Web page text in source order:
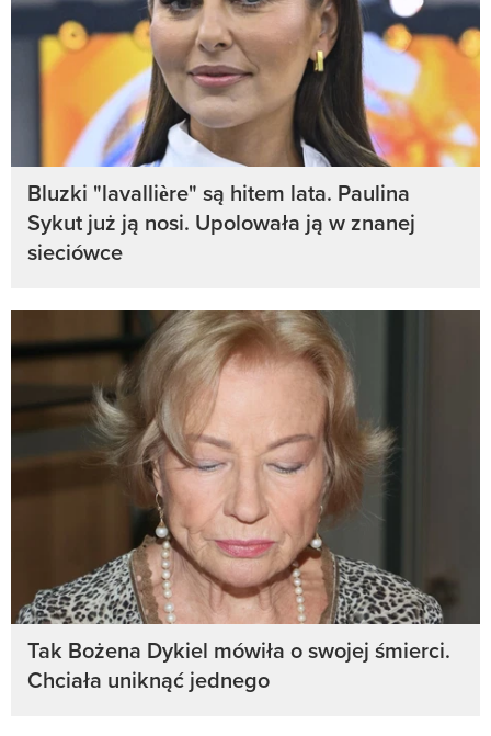
Bluzki "lavallière" są hitem lata. Paulina
Sykut już ją nosi. Upolowała ją w znanej
sieciówce
Tak Bożena Dykiel mówiła o swojej śmierci.
Chciała uniknąć jednego